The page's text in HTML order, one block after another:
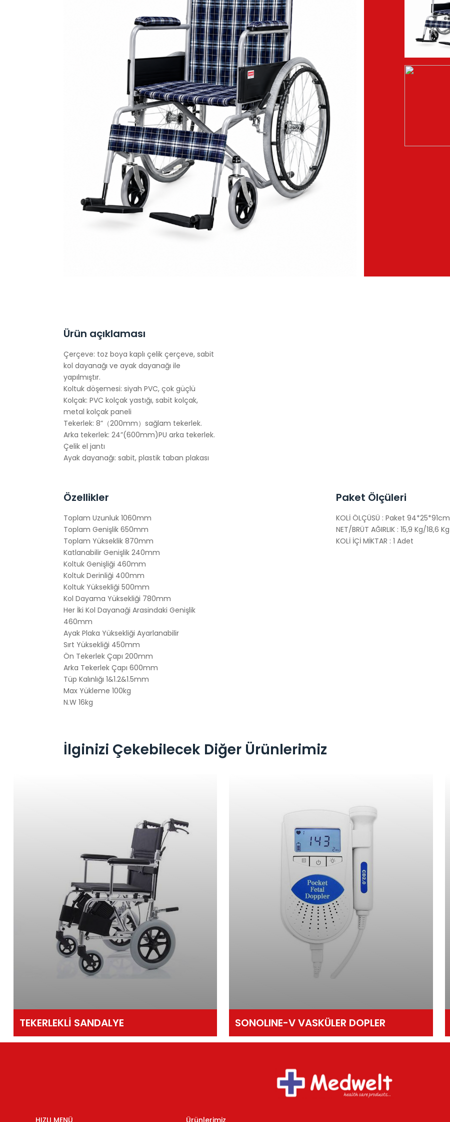
Ürün açıklaması
Çerçeve: toz boya kaplı çelik çerçeve, sabit
kol dayanağı ve ayak dayanağı ile
yapılmıştır.
Koltuk döşemesi: siyah PVC, çok güçlü
Kolçak: PVC kolçak yastığı, sabit kolçak,
metal kolçak paneli
Tekerlek: 8”（200mm）sağlam tekerlek.
Arka tekerlek: 24”(600mm)PU arka tekerlek.
Çelik el jantı
Ayak dayanağı: sabit, plastik taban plakası
Özellikler
Toplam Uzunluk 1060mm
Toplam Genişlik 650mm
Toplam Yükseklik 870mm
Katlanabilir Genişlik 240mm
Koltuk Genişliği 460mm
Koltuk Derinliği 400mm
Koltuk Yüksekliği 500mm
Kol Dayama Yüksekliği 780mm
Her İki Kol Dayanaği Arasindaki Genişlik
460mm
Ayak Plaka Yüksekliği Ayarlanabilir
Sırt Yüksekliği 450mm
Ön Tekerlek Çapı 200mm
Arka Tekerlek Çapı 600mm
Tüp Kalınlığı 1&1.2&1.5mm
Max Yükleme 100kg
N.W 16kg
Paket Ölçüleri
KOLİ ÖLÇÜSÜ : Paket 94*25*91cm
NET/BRÜT AĞIRLIK : 15,9 Kg/18,6 Kg
KOLİ İÇİ MİKTAR : 1 Adet
İlginizi Çekebilecek Diğer Ürünlerimiz
TEKERLEKLİ SANDALYE SONOLINE-V VASKÜLER DOPLER
HIZLI MENÜ Ürünlerimiz